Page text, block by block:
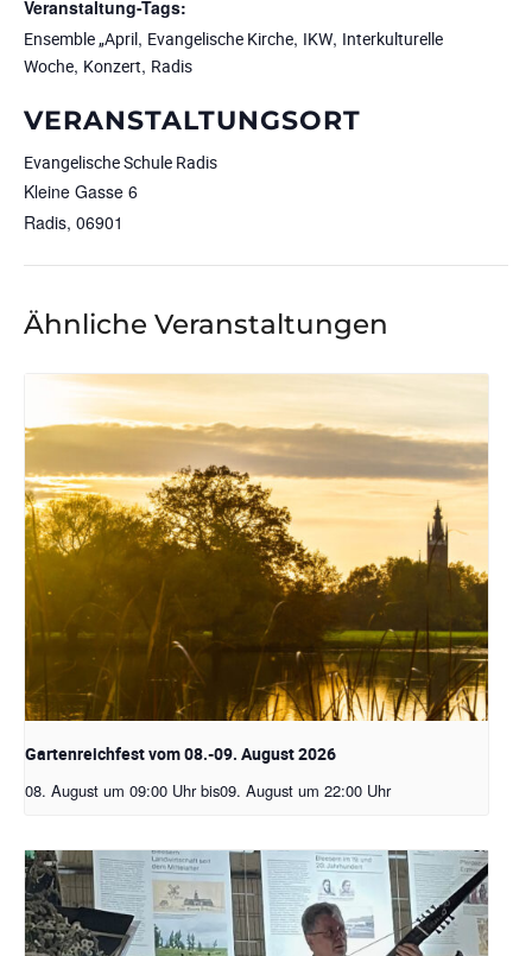
Veranstaltung-Tags:
Ensemble „April, Evangelische Kirche, IKW, Interkulturelle
Woche, Konzert, Radis
VERANSTALTUNGSORT
Evangelische Schule Radis
Kleine Gasse 6
Radis, 06901
Ähnliche Veranstaltungen
Gartenreichfest vom 08.-09. August 2026
08. August um 09:00 Uhr bis09. August um 22:00 Uhr